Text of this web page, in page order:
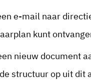
e-mail naar
kunt
nieuw document
structuur op uit dit